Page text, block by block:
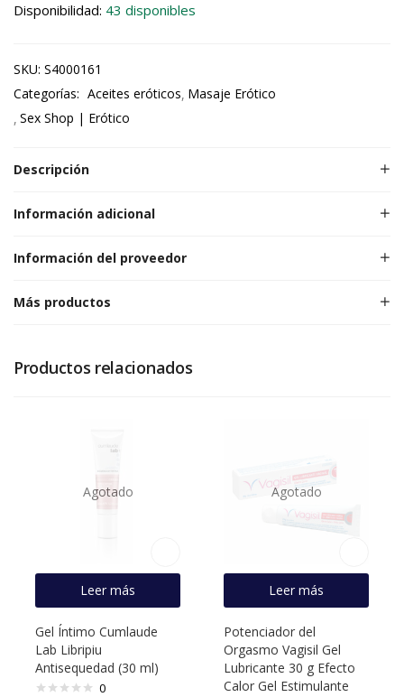
Disponibilidad: 43 disponibles
SKU: S4000161
Categorías: Aceites eróticos Masaje Erótico
Sex Shop | Erótico
Descripción
Información adicional
Información del proveedor
Más productos
Productos relacionados
Agotado
Leer más
Gel Íntimo Cumlaude
Lab Libripiu
Antisequedad (30 ml)
0
Agotado
Leer más
Potenciador del
Orgasmo Vagisil Gel
Lubricante 30 g Efecto
Calor Gel Estimulante